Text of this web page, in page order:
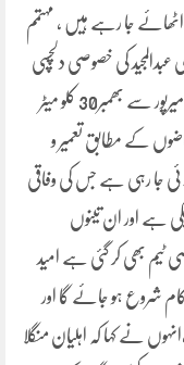
جا رہے ہیں ، مہتمم
عبدالمجید کی خصوصی دلچسپی
اور کاوش سے میرپور سے کوٹلی 100 کلو میٹر سڑک ، میرپور سے بھمبر30 کلو میٹر
کی جدید تقاضوں کے مطابق تعمیر و
جا رہی ہے جس کی وفاقی
ہے اور ان تینوں
ٹیم بھی کر گئی ہے امید
شروع ہو جائے گا اور
نے کہا کہ اہلیان منگلا